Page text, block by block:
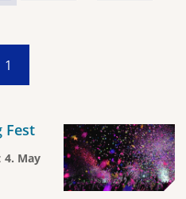
1
Fest
4. May